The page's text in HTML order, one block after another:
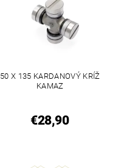
50 X 135 KARDANOVÝ KRÍŽ
KAMAZ
€28,90